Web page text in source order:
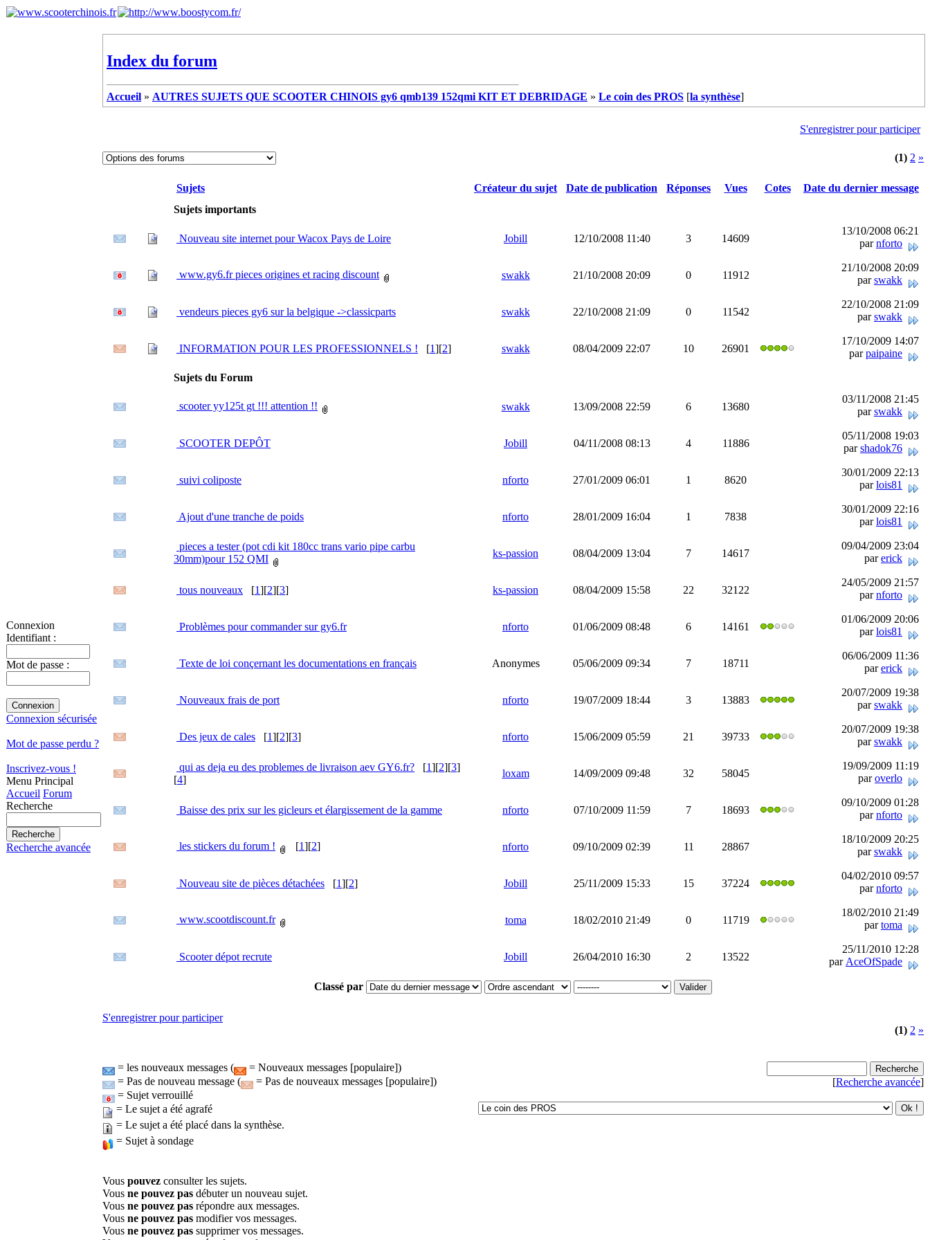
Connexion
Identifiant :
Mot de passe :
Connexion sécurisée
Mot de passe perdu ?
Inscrivez-vous !
Menu Principal
Accueil Forum
Recherche
Recherche avancée
Index du forum
Accueil » AUTRES SUJETS QUE SCOOTER CHINOIS gy6 qmb139 152qmi KIT ET DEBRIDAGE » Le coin des PROS [la synthèse]
S'enregistrer pour participer
(1) 2 »
Sujets Créateur du sujet Date de publication Réponses Vues Cotes
Date du dernier message
Sujets importants
Nouveau site internet pour Wacox Pays de Loire Jobill 12/10/2008 11:40 3 14609
13/10/2008 06:21
parnforto
www.gy6.fr pieces origines et racing discount swakk 21/10/2008 20:09 0 11912
21/10/2008 20:09
parswakk
vendeurs pieces gy6 sur la belgique ->classicparts swakk 22/10/2008 21:09 0 11542
22/10/2008 21:09
parswakk
INFORMATION POUR LES PROFESSIONNELS ! [1][2] swakk 08/04/2009 22:07 10 26901
17/10/2009 14:07
parpaipaine
Sujets du Forum
scooter yy125t gt !!! attention !! swakk 13/09/2008 22:59 6 13680
03/11/2008 21:45
parswakk
SCOOTER DEPÔT Jobill 04/11/2008 08:13 4 11886
05/11/2008 19:03
parshadok76
suivi coliposte nforto 27/01/2009 06:01 1 8620
30/01/2009 22:13
parlois81
Ajout d'une tranche de poids nforto 28/01/2009 16:04 1 7838
30/01/2009 22:16
parlois81
pieces a tester (pot cdi kit 180cc trans vario pipe carbu
30mm)pour 152 QMI
ks-passion 08/04/2009 13:04 7 14617
09/04/2009 23:04
parerick
tous nouveaux [1][2][3] ks-passion 08/04/2009 15:58 22 32122
24/05/2009 21:57
parnforto
Problèmes pour commander sur gy6.fr nforto 01/06/2009 08:48 6 14161
01/06/2009 20:06
parlois81
Texte de loi conçernant les documentations en français Anonymes 05/06/2009 09:34 7 18711
06/06/2009 11:36
parerick
Nouveaux frais de port nforto 19/07/2009 18:44 3 13883
20/07/2009 19:38
parswakk
Des jeux de cales [1][2][3] nforto 15/06/2009 05:59 21 39733
20/07/2009 19:38
parswakk
qui as deja eu des problemes de livraison aev GY6.fr? [1][2][3]
[4]
loxam 14/09/2009 09:48 32 58045
19/09/2009 11:19
paroverlo
Baisse des prix sur les gicleurs et élargissement de la gamme nforto 07/10/2009 11:59 7 18693
09/10/2009 01:28
parnforto
les stickers du forum ! [1][2] nforto 09/10/2009 02:39 11 28867
18/10/2009 20:25
parswakk
Nouveau site de pièces détachées [1][2] Jobill 25/11/2009 15:33 15 37224
04/02/2010 09:57
parnforto
www.scootdiscount.fr toma 18/02/2010 21:49 0 11719
18/02/2010 21:49
partoma
Scooter dépot recrute Jobill 26/04/2010 16:30 2 13522
25/11/2010 12:28
par AceOfSpade
Classé par
S'enregistrer pour participer
(1) 2 »
= les nouveaux messages (
= Nouveaux messages [populaire])
= Pas de nouveau message (
= Pas de nouveaux messages [populaire])
= Sujet verrouillé
= Le sujet a été agrafé
= Le sujet a été placé dans la synthèse.
= Sujet à sondage
[Recherche avancée]
Vous pouvez consulter les sujets.
Vous ne pouvez pas débuter un nouveau sujet.
Vous ne pouvez pas répondre aux messages.
Vous ne pouvez pas modifier vos messages.
Vous ne pouvez pas supprimer vos messages.